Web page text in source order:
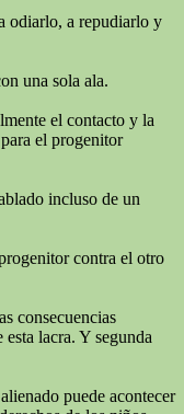
odiarlo, a repudiarlo y
una sola ala.
el contacto y la
el progenitor
incluso de un
contra el otro
consecuencias
lacra. Y segunda
puede acontecer